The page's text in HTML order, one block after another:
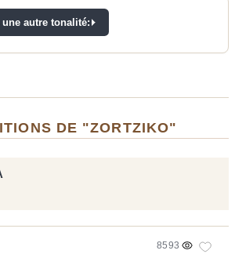
autre tonalité:
DE "ZORTZIKO"
8593